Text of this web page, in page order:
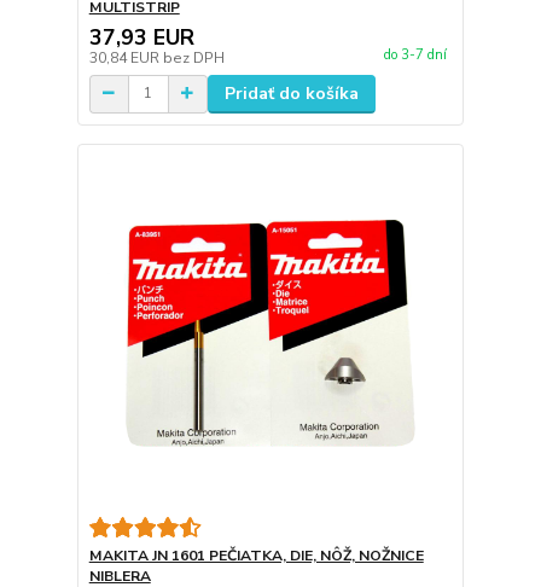
MULTISTRIP
37,93 EUR
30,84 EUR bez DPH do 3-7 dní
Pridať do košíka
MAKITA JN 1601 PEČIATKA, DIE, NÔŽ, NOŽNICE
NIBLERA